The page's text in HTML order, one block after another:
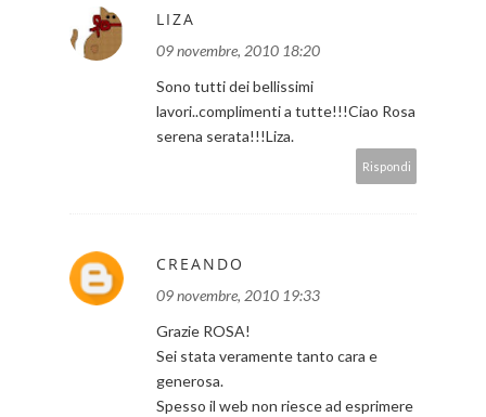
LIZA
09 novembre, 2010 18:20
Sono tutti dei bellissimi
lavori..complimenti a tutte!!!Ciao Rosa
serena serata!!!Liza.
Rispondi
CREANDO
09 novembre, 2010 19:33
Grazie ROSA!
Sei stata veramente tanto cara e
generosa.
Spesso il web non riesce ad esprimere